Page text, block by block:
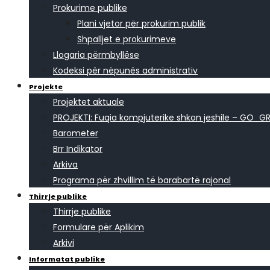
Prokurime publike
Plani vjetor për prokurim publik
Shpalljet e prokurimeve
Llogaria përmbyllëse
Kodeksi për nëpunës administrativ
Projekte
Projektet aktuale
PROJEKTI: Fuqia kompjuterike shkon jeshile –
Barometer
Brr Indikator
Arkiva
Programa për zhvillim të barabartë rajonal
Thirrje publike
Thirrje publike
Formulare për Aplikim
Arkivi
Informatat publike